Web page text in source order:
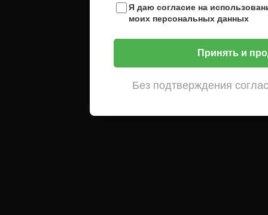
Я даю согласие на
моих персональных данных
Принять и
Без подтверждения